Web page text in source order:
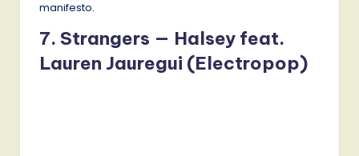
manifesto.
7. Strangers — Halsey feat.
Lauren Jauregui (Electropop)